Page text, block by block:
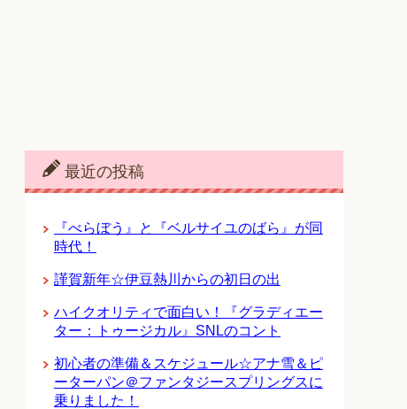
最近の投稿
『べらぼう』と『ベルサイユのばら』が同
時代！
謹賀新年☆伊豆熱川からの初日の出
ハイクオリティで面白い！『グラディエー
ター：トゥージカル』SNLのコント
初心者の準備＆スケジュール☆アナ雪＆ピ
ーターパン＠ファンタジースプリングスに
乗りました！